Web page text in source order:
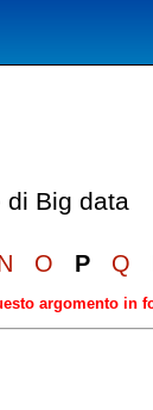
di Big data
O P Q
argomento in